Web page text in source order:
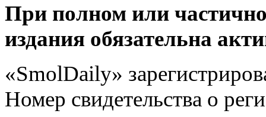
При полном или
издания обязательна
«SmolDaily»
Номер свидетельства о